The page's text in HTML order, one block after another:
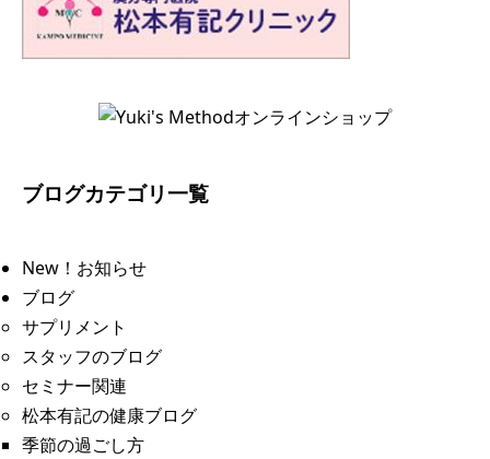
ブログカテゴリ一覧
New！お知らせ
ブログ
サプリメント
スタッフのブログ
セミナー関連
松本有記の健康ブログ
季節の過ごし方